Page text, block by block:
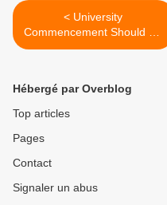
< University
Commencement Should Be
Free of Foreign
Hébergé par Overblog
Top articles
Pages
Contact
Signaler un abus